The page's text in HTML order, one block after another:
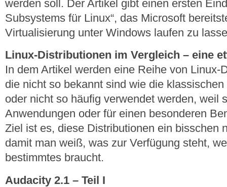
werden soll. Der Artikel gibt einen ersten
Subsystems für Linux“, das Microsoft
Virtualisierung unter Windows laufen zu
Linux-Distributionen im Vergleich – eine
In dem Artikel werden eine Reihe von Linux-
die nicht so bekannt sind wie die klassischen
oder nicht so häufig verwendet werden, weil
Anwendungen oder für einen besonderen
Ziel ist es, diese Distributionen ein bisschen
damit man weiß, was zur Verfügung steht,
bestimmtes braucht.
Audacity 2.1 – Teil I